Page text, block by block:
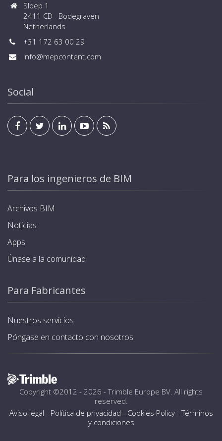
Sloep 1
2411 CD Bodegraven
Netherlands
+31 172 63 00 29
info@mepcontent.com
Social
Para los ingenieros de BIM
Archivos BIM
Noticias
Apps
Únase a la comunidad
Para Fabricantes
Nuestros servicios
Póngase en contacto con nosotros
Copyright ©2012 - 2026 -Trimble Europe BV. All rights
reserved.
Aviso legal - Política de privacidad - Cookies Policy-Términos
y condiciones